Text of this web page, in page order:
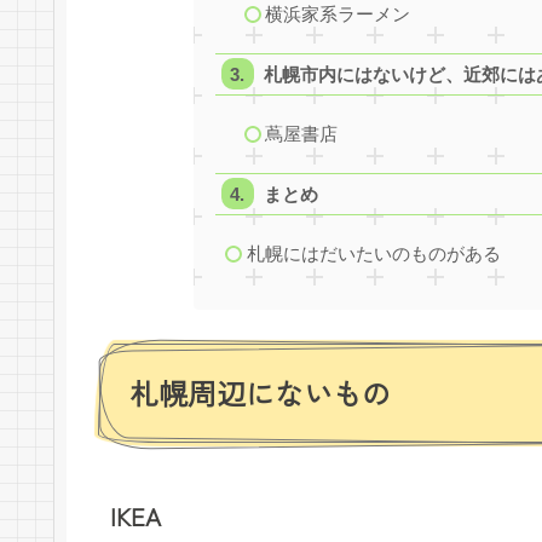
横浜家系ラーメン
札幌市内にはないけど、近郊には
蔦屋書店
まとめ
札幌にはだいたいのものがある
札幌周辺にないもの
IKEA